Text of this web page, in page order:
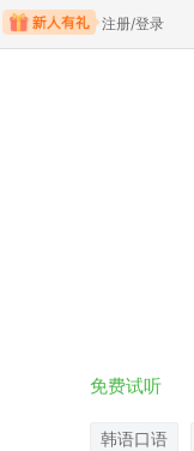
注册/登录
免费试听
韩语口语